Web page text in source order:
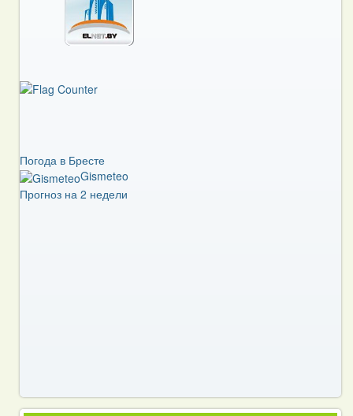
Погода в Бресте
Gismeteo
Прогноз на 2 недели